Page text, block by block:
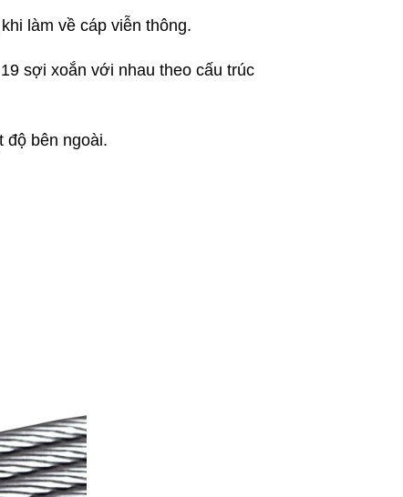
làm về cáp viễn thông.
sợi xoắn với nhau theo cấu trúc
độ bên ngoài.